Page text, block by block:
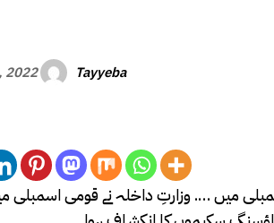
2022 Tayyeba
میں …. وزارتِ داخلہ نے قومی اسمبلی